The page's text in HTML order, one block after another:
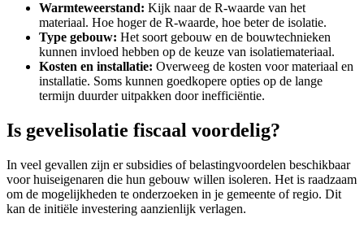
Warmteweerstand: Kijk naar de R-waarde van het
materiaal. Hoe hoger de R-waarde, hoe beter de isolatie.
Type gebouw: Het soort gebouw en de bouwtechnieken
kunnen invloed hebben op de keuze van isolatiemateriaal.
Kosten en installatie: Overweeg de kosten voor materiaal en
installatie. Soms kunnen goedkopere opties op de lange
termijn duurder uitpakken door inefficiëntie.
Is gevelisolatie fiscaal voordelig?
In veel gevallen zijn er subsidies of belastingvoordelen beschikbaar
voor huiseigenaren die hun gebouw willen isoleren. Het is raadzaam
om de mogelijkheden te onderzoeken in je gemeente of regio. Dit
kan de initiële investering aanzienlijk verlagen.